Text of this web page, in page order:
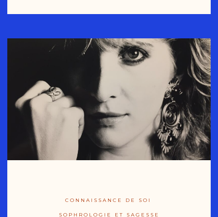
CONNAISSANCE DE SOI
SOPHROLOGIE ET SAGESSE